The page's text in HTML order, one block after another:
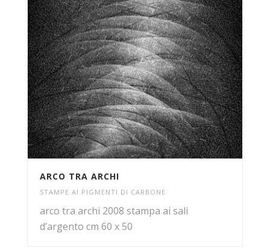
ARCO TRA ARCHI
STAMPE AI PIGMENTI DI CARBONE
arco tra archi 2008 stampa ai sali
d’argento cm 60 x 50